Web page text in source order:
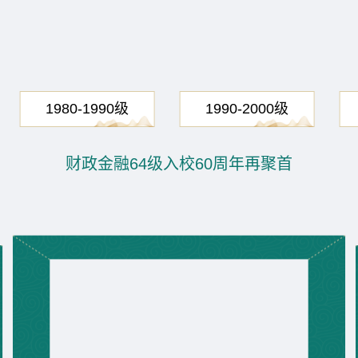
1980-1990级 1990-2000级
财政金融64级入校60周年再聚首